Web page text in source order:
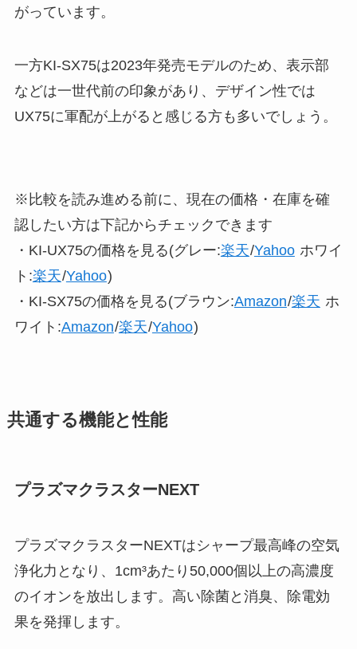
がっています。
一方KI-SX75は2023年発売モデルのため、表示部
などは一世代前の印象があり、デザイン性では
UX75に軍配が上がると感じる方も多いでしょう。
※比較を読み進める前に、現在の価格・在庫を確
認したい方は下記からチェックできます
・KI-UX75の価格を見る(グレー:楽天/Yahoo ホワイ
ト:楽天/Yahoo)
・KI-SX75の価格を見る(ブラウン:Amazon/楽天 ホ
ワイト:Amazon/楽天/Yahoo)
共通する機能と性能
プラズマクラスターNEXT
プラズマクラスターNEXTはシャープ最高峰の空気
浄化力となり、1cm³あたり50,000個以上の高濃度
のイオンを放出します。高い除菌と消臭、除電効
果を発揮します。